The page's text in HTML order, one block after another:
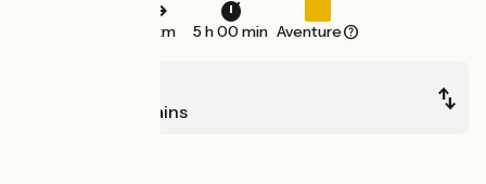
61 km 5 h 00 min Aventure
Digne-les-Bains